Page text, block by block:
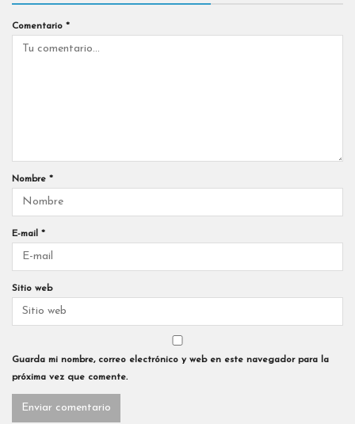
Comentario *
Nombre *
E-mail *
Sitio web
Guarda mi nombre, correo electrónico y web en este navegador para la
próxima vez que comente.